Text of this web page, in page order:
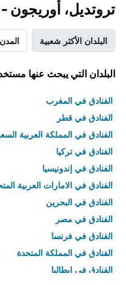
تروتديل، أوريجون
البلدان الأكثر شعبية
البلدان التي يبحث عنها
الفنادق في المغرب
الفنادق في قطر
الفنادق في المملكة العربية
الفنادق في تركيا
الفنادق في إندونيسيا
الفنادق في الامارات العربية
الفنادق في البحرين
الفنادق في مصر
الفنادق في فرنسا
الفنادق في المملكة المتحدة
الفنادق في إيطاليا